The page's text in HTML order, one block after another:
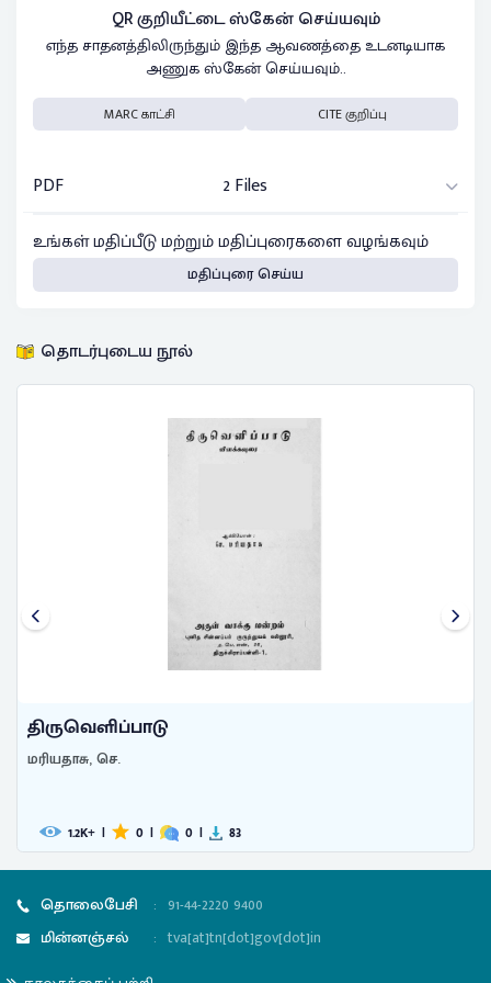
QR குறியீட்டை ஸ்கேன் செய்யவும்
எந்த சாதனத்திலிருந்தும் இந்த ஆவணத்தை உடனடியாக
அணுக ஸ்கேன் செய்யவும்..
MARC காட்சி CITE குறிப்பு
PDF
2 Files
உங்கள் மதிப்பீடு மற்றும் மதிப்புரைகளை வழங்கவும்
மதிப்புரை செய்ய
தொடர்புடைய நூல்
திருவெளிப்பாடு
மரியதாசு, செ.
1.2K+ | 0 | 0 | 83
தொலைபேசி : 91-44-2220 9400
மின்னஞ்சல்
: tva[at]tn[dot]gov[dot]in